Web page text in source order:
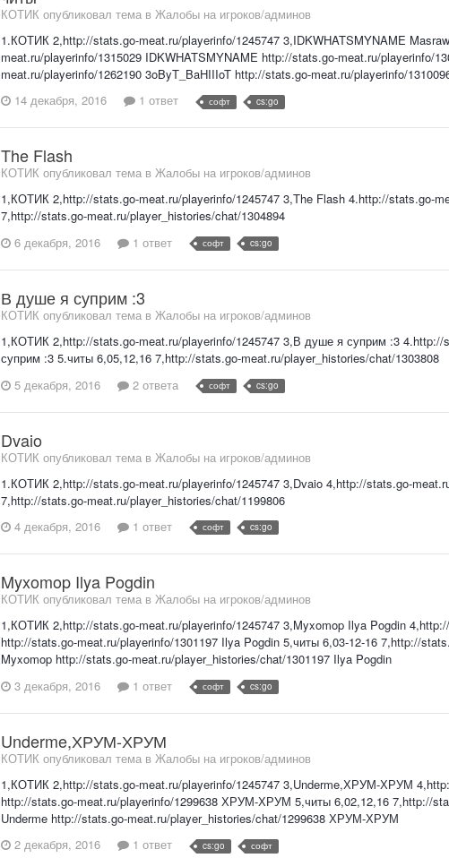
КОТИК опубликовал тема в Жалобы на игроков/админов
1.КОТИК 2,http://stats.go-meat.ru/playerinfo/1245747 3,IDKWHATSMYNAME
meat.ru/playerinfo/1315029 IDKWHATSMYNAME http://stats.go-meat.ru/playerinfo/
meat.ru/playerinfo/1262190 3oByT_BaHIIIoT http://stats.go-meat.ru/playerinfo/
14 декабря, 2016
1 ответ софт cs:go
The Flash
КОТИК опубликовал тема в Жалобы на игроков/админов
1,КОТИК 2,http://stats.go-meat.ru/playerinfo/1245747 3,The Flash 4.http://stats.go-
7,http://stats.go-meat.ru/player_histories/chat/1304894
6 декабря, 2016
1 ответ софт cs:go
В душе я суприм :3
КОТИК опубликовал тема в Жалобы на игроков/админов
1,КОТИК 2,http://stats.go-meat.ru/playerinfo/1245747 3,В душе я суприм :3
суприм :3 5.читы 6,05,12,16 7,http://stats.go-meat.ru/player_histories/chat/1303808
5 декабря, 2016
2 ответа софт cs:go
Dvaio
КОТИК опубликовал тема в Жалобы на игроков/админов
1.КОТИК 2,http://stats.go-meat.ru/playerinfo/1245747 3,Dvaio 4,http://stats.go-
7,http://stats.go-meat.ru/player_histories/chat/1199806
4 декабря, 2016
1 ответ софт cs:go
Myxomop Ilya Pogdin
КОТИК опубликовал тема в Жалобы на игроков/админов
1,КОТИК 2,http://stats.go-meat.ru/playerinfo/1245747 3,Myxomop Ilya Pogdin
http://stats.go-meat.ru/playerinfo/1301197 Ilya Pogdin 5,читы 6,03-12-16 7,http://
Myxomop http://stats.go-meat.ru/player_histories/chat/1301197 Ilya Pogdin
3 декабря, 2016
1 ответ софт cs:go
Underme,ХРУМ-ХРУМ
КОТИК опубликовал тема в Жалобы на игроков/админов
1,КОТИК 2,http://stats.go-meat.ru/playerinfo/1245747 3,Underme,ХРУМ-ХРУМ
http://stats.go-meat.ru/playerinfo/1299638 ХРУМ-ХРУМ 5,читы 6,02,12,16 7,http://
Underme http://stats.go-meat.ru/player_histories/chat/1299638 ХРУМ-ХРУМ
2 декабря, 2016
1 ответ cs:go софт